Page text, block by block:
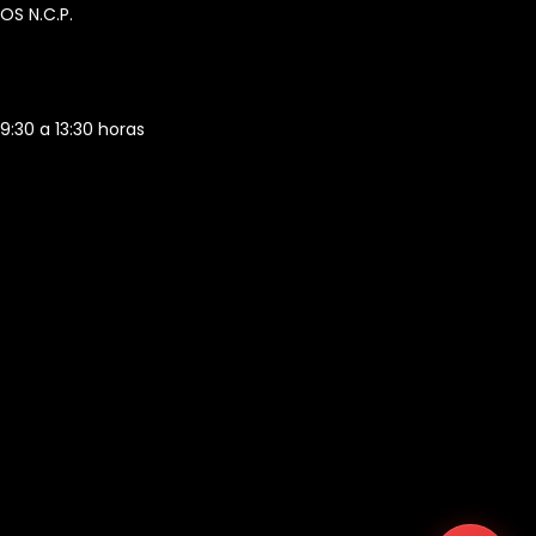
N.C.P.
a 13:30 horas